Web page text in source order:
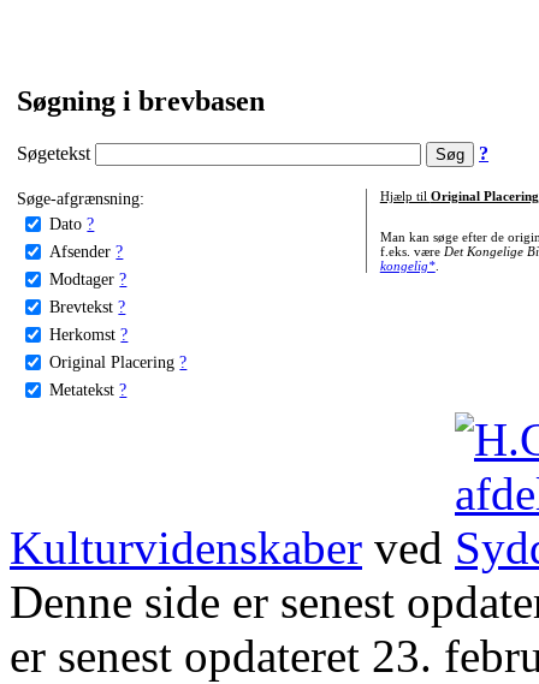
Søgning i brevbasen
Søgetekst ?
Søge-afgrænsning:
Dato ?
Afsender ?
Modtager ?
Brevtekst ?
Herkomst ?
Original Placering ?
Metatekst ?
Hjælp til Original Placering
Man kan søge efter de
f.eks. være Det Kongelige
kongelig*.
Kulturvidenskaber ved
Denne side er senest
er senest opdateret 23.